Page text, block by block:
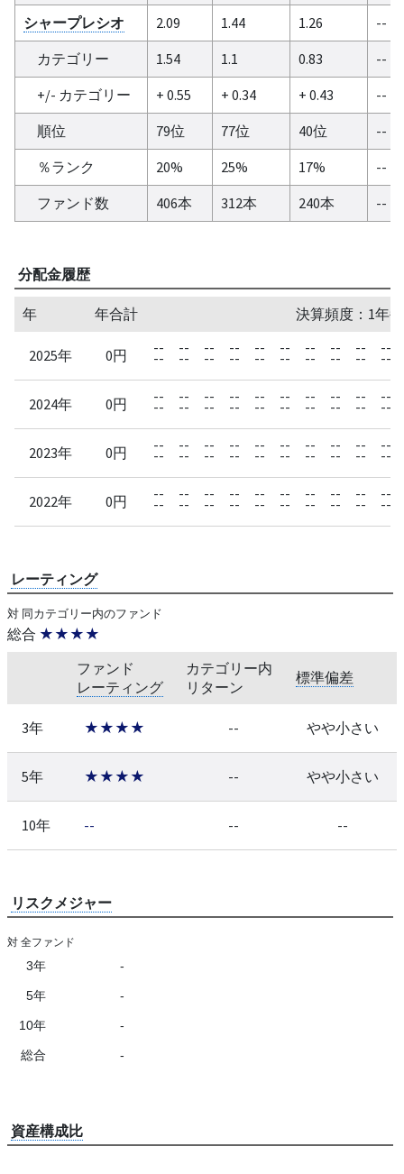
シャープレシオ 2.09 1.44 1.26
--
カテゴリー
1.54 1.1 0.83
--
+/- カテゴリー
+ 0.55 + 0.34 + 0.43
--
順位
79位 77位 40位
--
％ランク
20% 25% 17%
--
ファンド数
406本 312本 240本 --
分配金履歴
年 年合計 決算頻度：1年
2025年 0円 --
--
--
--
--
--
--
--
--
--
--
--
--
--
--
--
--
--
--
--
2024年 0円 --
--
--
--
--
--
--
--
--
--
--
--
--
--
--
--
--
--
--
--
2023年 0円 --
--
--
--
--
--
--
--
--
--
--
--
--
--
--
--
--
--
--
--
2022年 0円 --
--
--
--
--
--
--
--
--
--
--
--
--
--
--
--
--
--
--
--
レーティング
対 同カテゴリー内のファンド
総合 ★★★★
ファンド
レーティング
カテゴリー内
リターン
標準偏差
3年 ★★★★ -- やや小さい
5年 ★★★★ -- やや小さい
10年 -- -- --
リスクメジャー
対 全ファンド
3年 -
5年 -
10年 -
総合 -
資産構成比